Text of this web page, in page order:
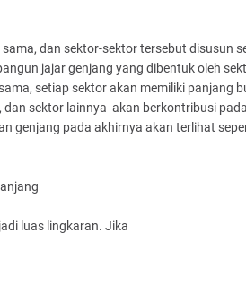
dan sektor-sektor tersebut disusun
jajar genjang yang dibentuk oleh
setiap sektor akan memiliki panjang
dan sektor lainnya akan berkontribusi
genjang pada akhirnya akan terlihat
luas lingkaran. Jika